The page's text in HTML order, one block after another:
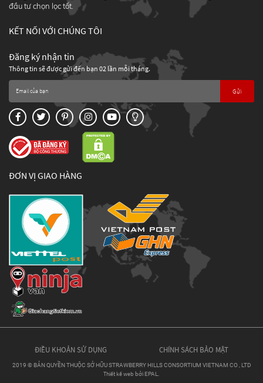
đầu tư chọn lọc tốt.
KẾT NỐI VỚI CHÚNG TÔI
Đăng ký nhận tin
Thông tin sẽ được gửi đến bạn 02 lần mỗi tháng.
Gửi
ĐƠN VỊ GIAO HÀNG
ĐIỀU KHOẢN SỬ DỤNG CHÍNH SÁCH BẢO MẬT
2019 © BẢN QUYỀN THUỘC SỞ HỮU STRAWBERRY HILLS CONSORTIUM VIETNAM CO , LTD
Thiết kế web bởi EPAL.